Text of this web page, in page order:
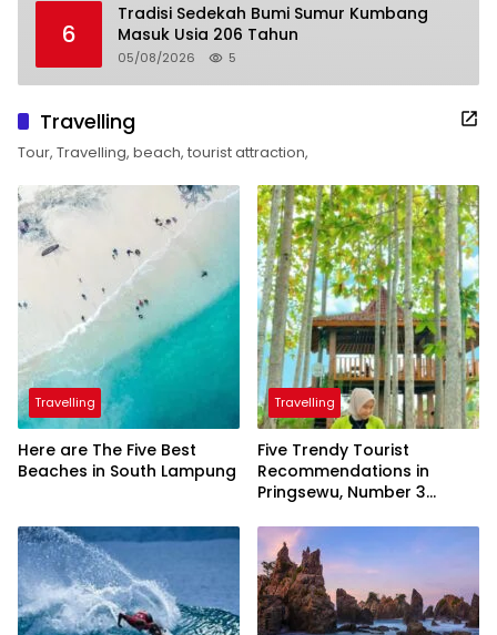
6
Tradisi Sedekah Bumi Sumur Kumbang
Masuk Usia 206 Tahun
05/08/2026 5
Travelling
Tour, Travelling, beach, tourist attraction,
Travelling
Here are The Five Best
Beaches in South Lampung
Travelling
Five Trendy Tourist
Recommendations in
Pringsewu, Number 3
President